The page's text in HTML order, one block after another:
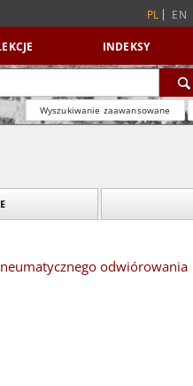
PL EN
INDEKSY
Wyszukiwanie zaawansowane
odwiórowania